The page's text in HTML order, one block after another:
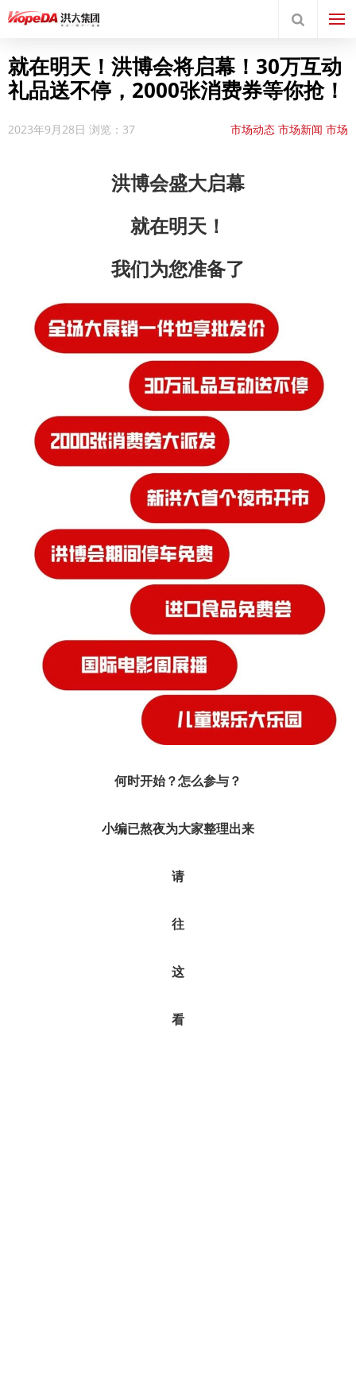
就在明天！洪博会将启幕！30万互动
礼品送不停，2000张消费券等你抢！
2023年9月28日 浏览：37 市场动态 市场新闻 市场
洪博会盛大启幕
就在明天！
我们为您准备了
何时开始？怎么参与？
小编已熬夜为大家整理出来
请
往
这
看